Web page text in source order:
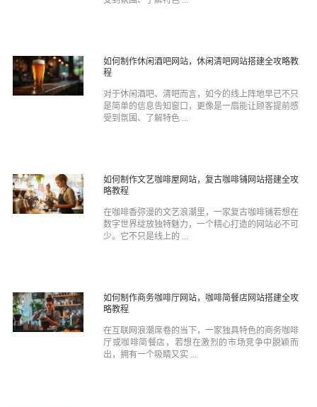
如何制作休闲酒吧网站，休闲清吧网站搭建全攻略教
程
对于休闲酒吧、清吧而言，如今的线上阵地早已不只
是简单的信息告知窗口，更像是一扇能让顾客提前感
受到氛围、了解特色 ...
如何制作文艺咖啡屋网站，复古咖啡铺网站搭建全攻
略教程
在咖啡香弥漫的文艺浪潮里，一家复古咖啡铺若想在
数字世界绽放独特魅力，一个精心打造的网站必不可
少。它不只是线上的 ...
如何制作商务咖啡厅网站，咖啡简餐店网站搭建全攻
略教程
在互联网浪潮席卷的当下，一家独具特色的商务咖啡
厅或咖啡简餐店，若想在激烈的市场竞争中脱颖而
出，拥有一个吸睛又实 ...